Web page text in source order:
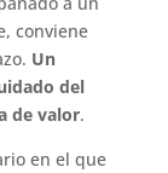
conviene
Un
del
de valor.
en el que